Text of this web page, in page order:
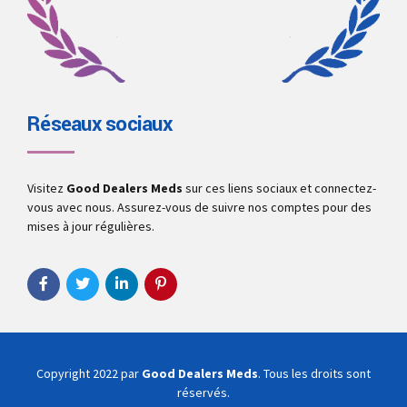
Réseaux sociaux
Visitez Good Dealers Meds sur ces liens sociaux et connectez-
vous avec nous. Assurez-vous de suivre nos comptes pour des
mises à jour régulières.
Copyright 2022 par Good Dealers Meds. Tous les droits sont
réservés.